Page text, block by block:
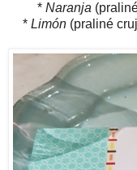
* Naranja
* Limón(praliné